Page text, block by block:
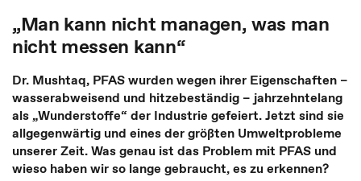
„Man kann nicht managen, was man
nicht messen kann“
Dr. Mushtaq, PFAS wurden wegen ihrer Eigenschaften –
wasserabweisend und hitzebeständig – jahrzehntelang
als „Wunderstoffe“ der Industrie gefeiert. Jetzt sind sie
allgegenwärtig und eines der größten Umweltprobleme
unserer Zeit. Was genau ist das Problem mit PFAS und
wieso haben wir so lange gebraucht, es zu erkennen?